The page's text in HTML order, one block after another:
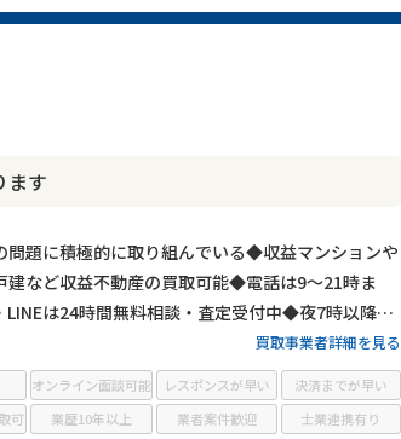
ます
題に積極的に取り組んでいる◆収益マンションや
建など収益不動産の買取可能◆電話は9～21時ま
LINEは24時間無料相談・査定受付中◆夜7時以降も
買取事業者詳細を見る
オンライン面談可能 レスポンスが早い
決済までが早い
可
業歴10年以上 業者案件歓迎 士業連携有り